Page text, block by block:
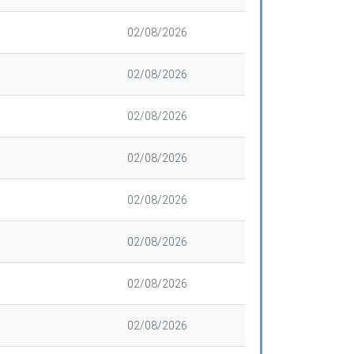
02/08/2026
02/08/2026
02/08/2026
02/08/2026
02/08/2026
02/08/2026
02/08/2026
02/08/2026